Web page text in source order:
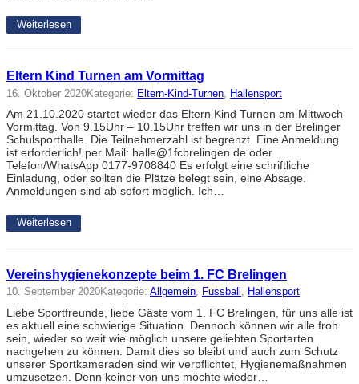
Weiterlesen
Eltern Kind Turnen am Vormittag
16. Oktober 2020Kategorie: Eltern-Kind-Turnen Hallensport
Am 21.10.2020 startet wieder das Eltern Kind Turnen am Mittwoch
Vormittag. Von 9.15Uhr – 10.15Uhr treffen wir uns in der Brelinger
Schulsporthalle. Die Teilnehmerzahl ist begrenzt. Eine Anmeldung
ist erforderlich! per Mail: halle@1fcbrelingen.de oder
Telefon/WhatsApp 0177-9708840 Es erfolgt eine schriftliche
Einladung, oder sollten die Plätze belegt sein, eine Absage.
Anmeldungen sind ab sofort möglich. Ich…
Weiterlesen
Vereinshygienekonzepte beim 1. FC Brelingen
10. September 2020Kategorie: Allgemein, Fussball , Hallensport
Liebe Sportfreunde, liebe Gäste vom 1. FC Brelingen, für uns alle ist
es aktuell eine schwierige Situation. Dennoch können wir alle froh
sein, wieder so weit wie möglich unsere geliebten Sportarten
nachgehen zu können. Damit dies so bleibt und auch zum Schutz
unserer Sportkameraden sind wir verpflichtet, Hygienemaßnahmen
umzusetzen. Denn keiner von uns möchte wieder…